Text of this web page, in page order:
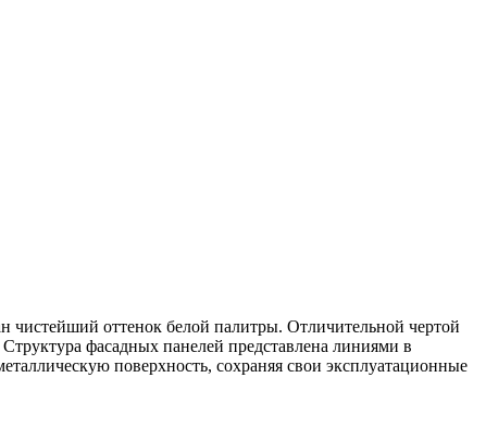
чистейший оттенок белой палитры. Отличительной чертой
фасадных панелей представлена линиями в
поверхность, сохраняя свои эксплуатационные